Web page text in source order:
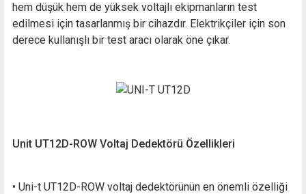
hem düşük hem de yüksek voltajlı ekipmanların test
edilmesi için tasarlanmış bir cihazdır. Elektrikçiler için son
derece kullanışlı bir test aracı olarak öne çıkar.
Unit UT12D-ROW Voltaj Dedektörü Özellikleri
• Uni-t UT12D-ROW voltaj dedektörünün en önemli özelliği